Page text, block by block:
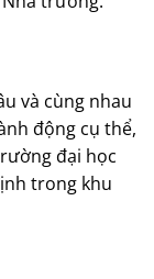
và cùng nhau
động cụ thể,
đại học
trong khu